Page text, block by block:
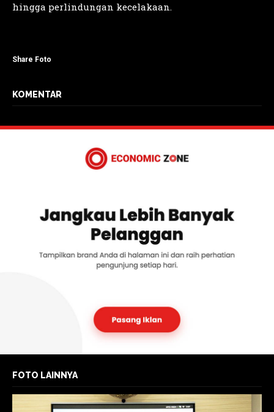
hingga perlindungan kecelakaan.
Share Foto
KOMENTAR
FOTO LAINNYA